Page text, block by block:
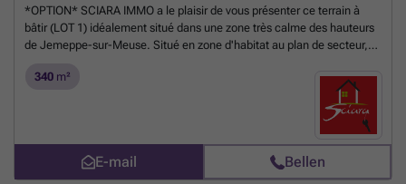
*OPTION* SCIARA IMMO a le plaisir de vous présenter ce terrain à
bâtir (LOT 1) idéalement situé dans une zone très calme des hauteurs
de Jemeppe-sur-Meuse. Situé en zone d'habitat au plan de secteur,
vue de la construction d'une maison unifamiliale contemporaine (voir
photos de présentation - permis d'urbanisme à introduire). Venez
développer votre projet de vie dans un bel environnement offrant
calme, quiétude et proximité à toutes les commodités rapidement. A
DECOUVRIR!Meer weten?
340 m²
E-mail Bellen